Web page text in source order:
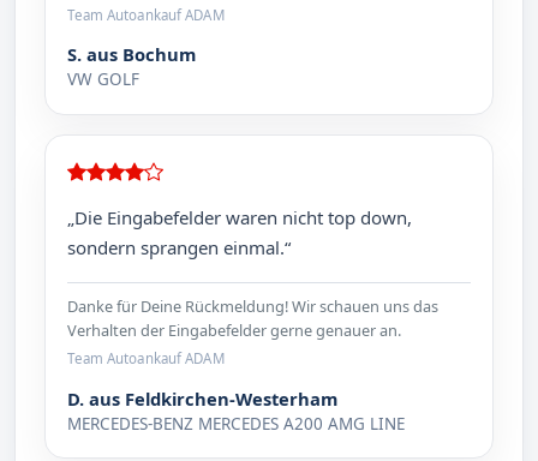
Team Autoankauf ADAM
S. aus Bochum
VW GOLF
„Die Eingabefelder waren nicht top down,
sondern sprangen einmal.“
Danke für Deine Rückmeldung! Wir schauen uns das
Verhalten der Eingabefelder gerne genauer an.
Team Autoankauf ADAM
D. aus Feldkirchen-Westerham
MERCEDES-BENZ MERCEDES A200 AMG LINE